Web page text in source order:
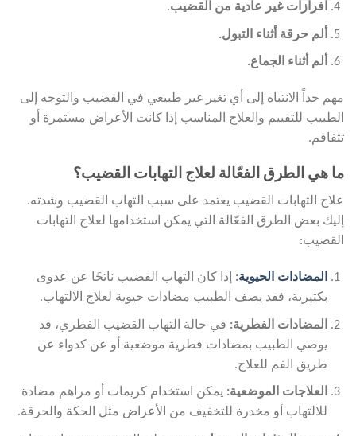
افرازات غير عادية من القضيب.
ألم حرقة أثناء التبول.
ألم أثناء الجماع.
مهم جداً الانتباه إلى أي تغير غير طبيعي في القضيب والتوجه إلى
الطبيب للتقييم والعلاج المناسب إذا كانت الأعراض مستمرة أو
تتفاقم.
ما هي الطرق الفعّالة لعلاج التهابات القضيب؟
علاج التهابات القضيب يعتمد على سبب التهاب القضيب وشدته.
إليك بعض الطرق الفعّالة التي يمكن استخدامها لعلاج التهابات
القضيب:
المضادات الحيوية: إذا كان التهاب القضيب ناتجًا عن عدوى
بكتيرية، فقد يصف الطبيب مضادات حيوية لعلاج الالتهاب.
المضادات الفطرية: في حالة التهاب القضيب الفطري، قد
يوصي الطبيب بمضادات فطرية موضعية أو عن كدواء عن
طريق الفم للعلاج.
العلاجات الموضعية: يمكن استخدام كريمات أو مراهم مضادة
للالتهاب أو مخدرة للتخفيف من الأعراض مثل الحكة والحرقة.